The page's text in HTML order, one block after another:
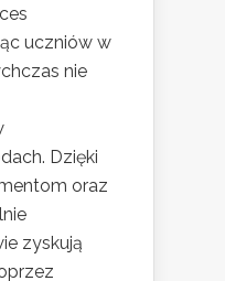
uczniów w
nie
Dzięki
oraz
zyskują